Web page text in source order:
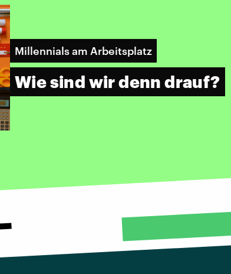
Millennials am Arbeitsplatz
Wie sind wir denn drauf?